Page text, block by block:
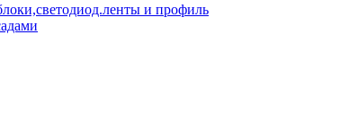
и профиль